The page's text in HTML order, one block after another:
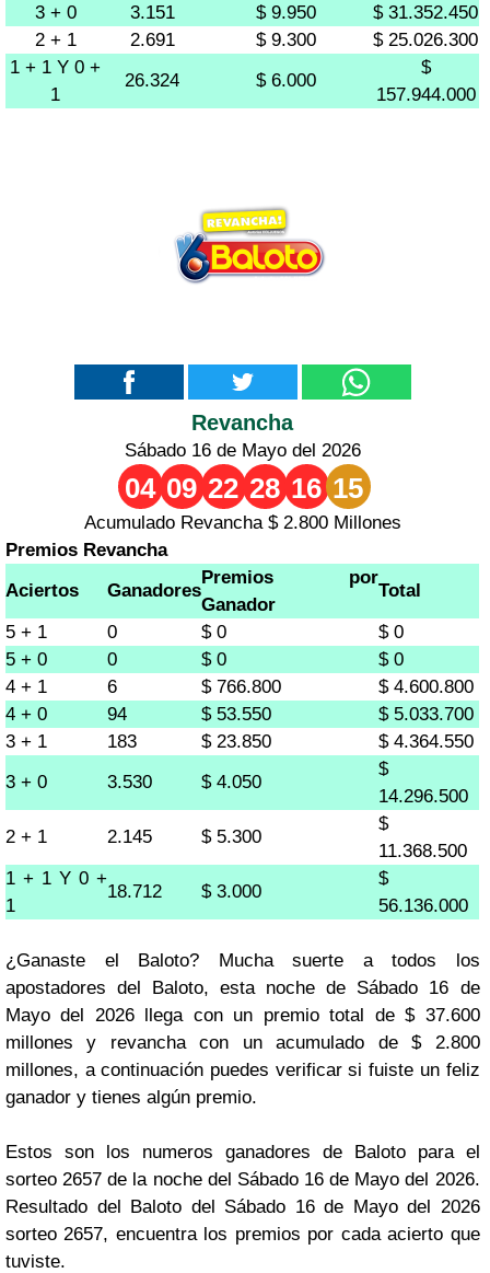
3 + 0
3.151 $ 9.950
$ 31.352.450
2 + 1
2.691 $ 9.300
$ 25.026.300
1 + 1 Y 0 +
1
26.324 $ 6.000
$
157.944.000
Revancha
Sábado 16 de Mayo del 2026
04 09 22 28 16 15
Acumulado Revancha $ 2.800 Millones
Premios Revancha
Aciertos
Ganadores
Premios por
Ganador
Total
5 + 1
0 $ 0
$ 0
5 + 0
0 $ 0
$ 0
4 + 1
6 $ 766.800
$ 4.600.800
4 + 0
94 $ 53.550
$ 5.033.700
3 + 1
183 $ 23.850
$ 4.364.550
3 + 0
3.530 $ 4.050
$
14.296.500
2 + 1
2.145 $ 5.300
$
11.368.500
1 + 1 Y 0 +
1
18.712 $ 3.000
$
56.136.000
¿Ganaste el Baloto? Mucha suerte a todos los
apostadores del Baloto, esta noche de Sábado 16 de
Mayo del 2026 llega con un premio total de $ 37.600
millones y revancha con un acumulado de $ 2.800
millones, a continuación puedes verificar si fuiste un feliz
ganador y tienes algún premio.
Estos son los numeros ganadores de Baloto para el
sorteo 2657 de la noche del Sábado 16 de Mayo del 2026.
Resultado del Baloto del Sábado 16 de Mayo del 2026
sorteo 2657, encuentra los premios por cada acierto que
tuviste.